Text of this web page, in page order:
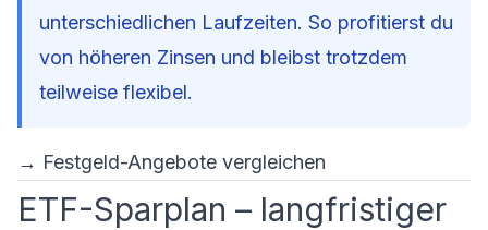
unterschiedlichen Laufzeiten. So profitierst du
von höheren Zinsen und bleibst trotzdem
teilweise flexibel.
→ Festgeld-Angebote vergleichen
ETF-Sparplan – langfristiger